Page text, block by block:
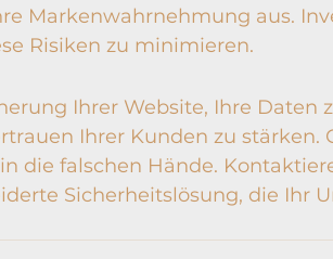
Markenwahrnehmung aus.
Risiken zu minimieren.
Ihrer Website, Ihre Daten
Ihrer Kunden zu stärken.
die falschen Hände.
Sicherheitslösung, die Ihr